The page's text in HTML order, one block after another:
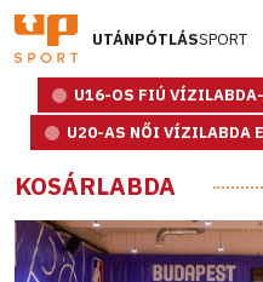
UTÁNPÓTLÁSSPORT
U16-OS FIÚ
U20-AS NŐI VÍZILABDA
KOSÁRLABDA